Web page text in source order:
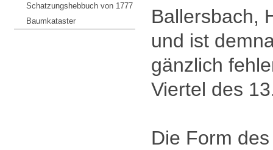
Schatzungshebbuch von 1777
Baumkataster
Ballersbach,
und ist
gänzlich
Viertel des
Die Form